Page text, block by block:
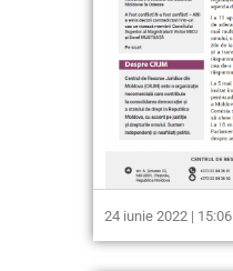
24 iunie 2022 | 15:06